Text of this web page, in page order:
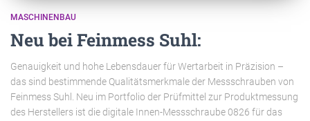
MASCHINENBAU
Neu bei Feinmess Suhl:
Genauigkeit und hohe Lebensdauer für Wertarbeit in Präzision –
das sind bestimmende Qualitätsmerkmale der Messschrauben von
Feinmess Suhl. Neu im Portfolio der Prüfmittel zur Produktmessung
des Herstellers ist die digitale Innen-Messschraube 0826 für das